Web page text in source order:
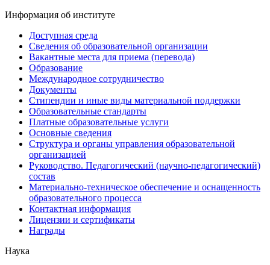
Информация об институте
Доступная среда
Сведения об образовательной организации
Вакантные места для приема (перевода)
Образование
Международное сотрудничество
Документы
Стипендии и иные виды материальной поддержки
Образовательные стандарты
Платные образовательные услуги
Основные сведения
Структура и органы управления образовательной
организацией
Руководство. Педагогический (научно-педагогический)
состав
Материально-техническое обеспечение и оснащенность
образовательного процесса
Контактная информация
Лицензии и сертификаты
Награды
Наука